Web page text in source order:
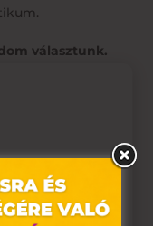
választunk.
vesszük meg,
magunkat.
Ilyenkor
egyik
„süti")